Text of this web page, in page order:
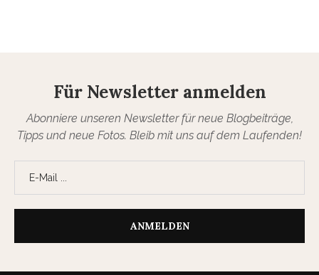
Für Newsletter anmelden
Abonniere unseren Newsletter für neue Blogbeiträge,
Tipps und neue Fotos. Bleib mit uns auf dem Laufenden!